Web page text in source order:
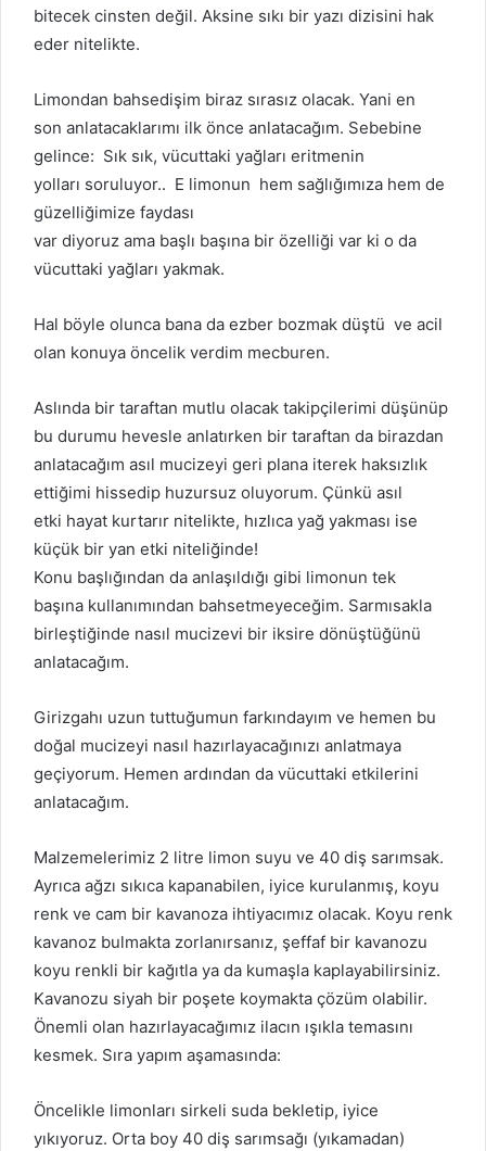
bitecek cinsten değil. Aksine sıkı bir yazı dizisini hak
eder nitelikte.
Limondan bahsedişim biraz sırasız olacak. Yani en
son anlatacaklarımı ilk önce anlatacağım. Sebebine
gelince: Sık sık, vücuttaki yağları eritmenin
yolları soruluyor.. E limonun hem sağlığımıza hem de
güzelliğimize faydası
var diyoruz ama başlı başına bir özelliği var ki o da
vücuttaki yağları yakmak.
Hal böyle olunca bana da ezber bozmak düştü ve acil
olan konuya öncelik verdim mecburen.
Aslında bir taraftan mutlu olacak takipçilerimi düşünüp
bu durumu hevesle anlatırken bir taraftan da birazdan
anlatacağım asıl mucizeyi geri plana iterek haksızlık
ettiğimi hissedip huzursuz oluyorum. Çünkü asıl
etki hayat kurtarır nitelikte, hızlıca yağ yakması ise
küçük bir yan etki niteliğinde!
Konu başlığından da anlaşıldığı gibi limonun tek
başına kullanımından bahsetmeyeceğim. Sarmısakla
birleştiğinde nasıl mucizevi bir iksire dönüştüğünü
anlatacağım.
Girizgahı uzun tuttuğumun farkındayım ve hemen bu
doğal mucizeyi nasıl hazırlayacağınızı anlatmaya
geçiyorum. Hemen ardından da vücuttaki etkilerini
anlatacağım.
Malzemelerimiz 2 litre limon suyu ve 40 diş sarımsak.
Ayrıca ağzı sıkıca kapanabilen, iyice kurulanmış, koyu
renk ve cam bir kavanoza ihtiyacımız olacak. Koyu renk
kavanoz bulmakta zorlanırsanız, şeffaf bir kavanozu
koyu renkli bir kağıtla ya da kumaşla kaplayabilirsiniz.
Kavanozu siyah bir poşete koymakta çözüm olabilir.
Önemli olan hazırlayacağımız ilacın ışıkla temasını
kesmek. Sıra yapım aşamasında:
Öncelikle limonları sirkeli suda bekletip, iyice
yıkıyoruz. Orta boy 40 diş sarımsağı (yıkamadan)